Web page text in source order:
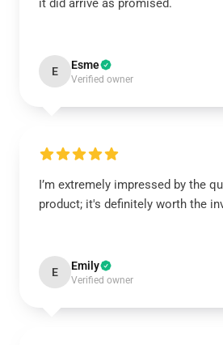
it did arrive as promised.
E Esme
Verified owner
I’m extremely impressed by the
product; it's definitely worth the
E Emily
Verified owner